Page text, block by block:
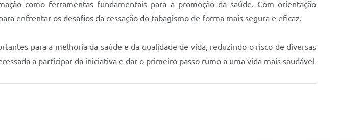
como ferramentas fundamentais para a promoção da saúde. Com orientação
enfrentar os desafios da cessação do tabagismo de forma mais segura e eficaz.
para a melhoria da saúde e da qualidade de vida, reduzindo o risco de diversas
a participar da iniciativa e dar o primeiro passo rumo a uma vida mais saudável